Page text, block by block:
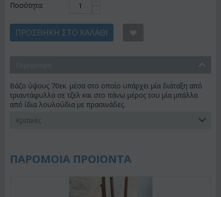
Ποσότητα:
ΠΡΟΣΘΉΚΗ ΣΤΟ ΚΑΛΆΘΙ
Βάζο ύψους 70εκ. μέσα στο οποίο υπάρχει μία διάταξη από
τριαντάφυλλα σε τζελ και στο πάνω μέρος του μία μπάλλα
από ίδια λουλούδια με πρασινάδες.
Κριτικές
ΠΑΡΟΜΟΙΑ ΠΡΟΙΟΝΤΑ